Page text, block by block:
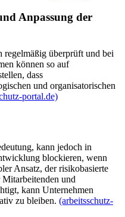
Anpassung der
regelmäßig überprüft und bei
können so auf
dass
und organisatorischen
portal.de)
kann jedoch in
blockieren, wenn
Ansatz, der risikobasierte
und
kann Unternehmen
zu bleiben. (arbeitsschutz-